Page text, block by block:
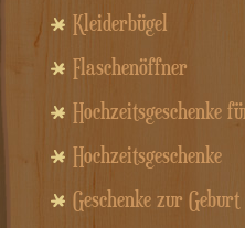
Kleiderbügel
Flaschenöffner
Hochzeitsgeschenke
Hochzeitsgeschenke
Geschenke zur Geburt